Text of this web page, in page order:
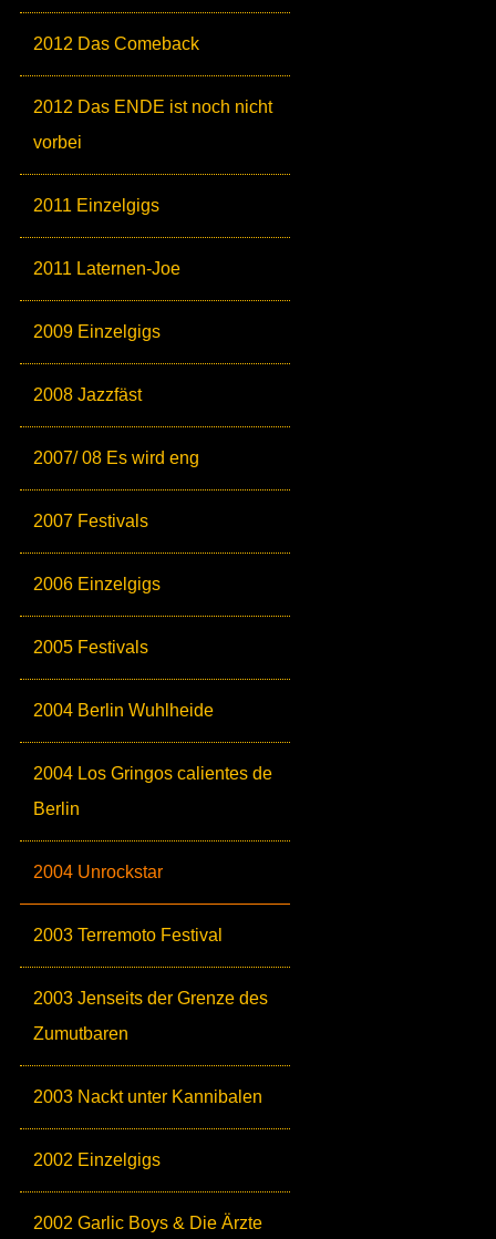
2012 Das Comeback
2012 Das ENDE ist noch nicht
vorbei
2011 Einzelgigs
2011 Laternen-Joe
2009 Einzelgigs
2008 Jazzfäst
2007/ 08 Es wird eng
2007 Festivals
2006 Einzelgigs
2005 Festivals
2004 Berlin Wuhlheide
2004 Los Gringos calientes de
Berlin
2004 Unrockstar
2003 Terremoto Festival
2003 Jenseits der Grenze des
Zumutbaren
2003 Nackt unter Kannibalen
2002 Einzelgigs
2002 Garlic Boys & Die Ärzte